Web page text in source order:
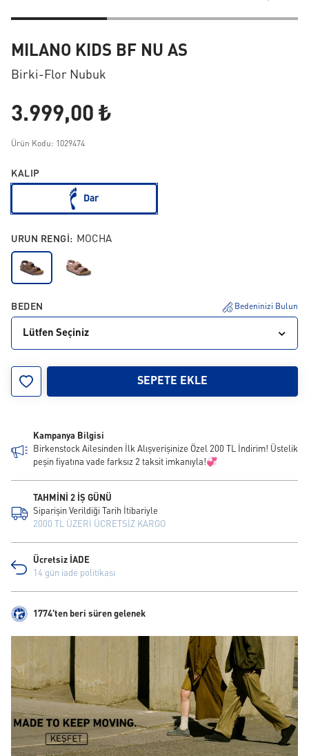
MILANO KIDS BF NU AS
Birki-Flor Nubuk
3.999,00 ₺
Ürün Kodu: 1029474
KALIP
Dar
URUN RENGI: MOCHA
BEDEN Bedeninizi Bulun
Lütfen Seçiniz
33 34
SEPETE EKLE
Kampanya Bilgisi
Birkenstock Ailesinden İlk Alışverişinize Özel 200 TL İndirim! Üstelik
peşin fiyatına vade farksız 2 taksit imkanıyla!💞
TAHMİNİ 2 İŞ GÜNÜ
Siparişin Verildiği Tarih İtibariyle
2000 TL ÜZERİ ÜCRETSİZ KARGO
Ücretsiz İADE
14 gün iade politikası
1774'ten beri süren gelenek